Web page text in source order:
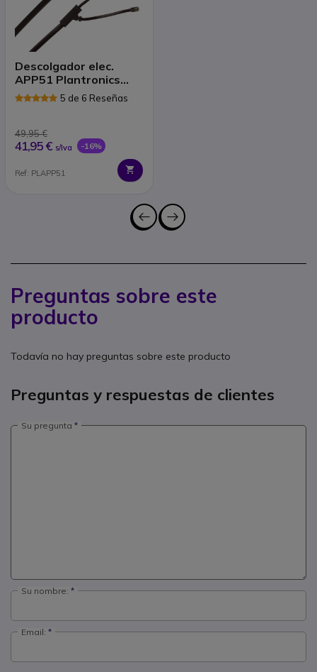
Descolgador elec.
APP51 Plantronics
para Polycom5 de 6 Reseñas
49,95 €
41,95 € s/Iva -16%
Ref: PLAPP51
Preguntas sobre este
producto
Todavía no hay preguntas sobre este producto
Preguntas y respuestas de clientes
Su pregunta
Su nombre:
Email: